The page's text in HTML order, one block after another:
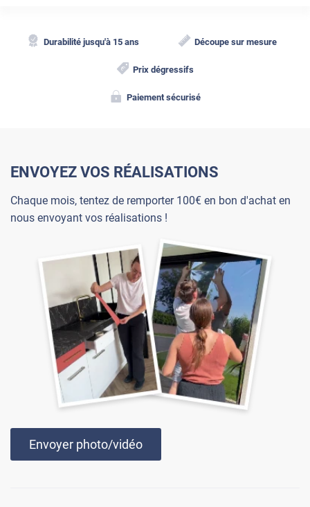
Durabilité jusqu'à 15 ans Découpe sur mesure
Prix dégressifs
Paiement sécurisé
ENVOYEZ VOS RÉALISATIONS
Chaque mois, tentez de remporter 100€ en bon d'achat en
nous envoyant vos réalisations !
Envoyer photo/vidéo